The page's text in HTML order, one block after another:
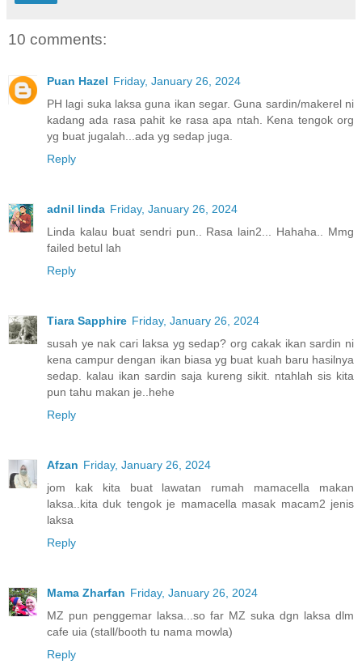
10 comments:
Puan Hazel Friday, January 26, 2024
PH lagi suka laksa guna ikan segar. Guna sardin/makerel ni
kadang ada rasa pahit ke rasa apa ntah. Kena tengok org
yg buat jugalah...ada yg sedap juga.
Reply
adnil linda Friday, January 26, 2024
Linda kalau buat sendri pun.. Rasa lain2... Hahaha.. Mmg
failed betul lah
Reply
Tiara Sapphire Friday, January 26, 2024
susah ye nak cari laksa yg sedap? org cakak ikan sardin ni
kena campur dengan ikan biasa yg buat kuah baru hasilnya
sedap. kalau ikan sardin saja kureng sikit. ntahlah sis kita
pun tahu makan je..hehe
Reply
Afzan Friday, January 26, 2024
jom kak kita buat lawatan rumah mamacella makan
laksa..kita duk tengok je mamacella masak macam2 jenis
laksa
Reply
Mama Zharfan Friday, January 26, 2024
MZ pun penggemar laksa...so far MZ suka dgn laksa dlm
cafe uia (stall/booth tu nama mowla)
Reply